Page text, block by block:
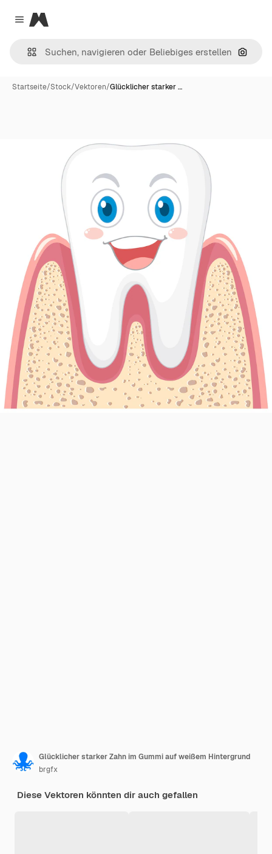
Close menu
Magnific
Nach
Startseite/Stock/Vektoren/Glücklicher starker …
Glücklicher starker Zahn im Gummi auf weißem Hintergrund
brgfx
Diese Vektoren könnten dir auch gefallen